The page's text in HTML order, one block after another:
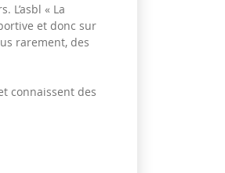
L’asbl « La
et donc sur
rarement, des
connaissent des